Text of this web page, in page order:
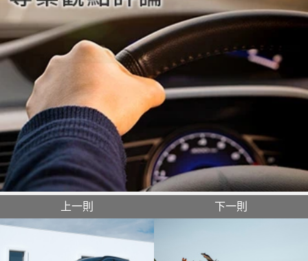
上一則 下一則